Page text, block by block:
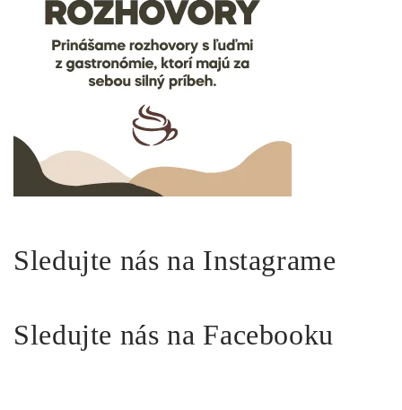
Sledujte nás na Instagrame
Sledujte nás na Facebooku